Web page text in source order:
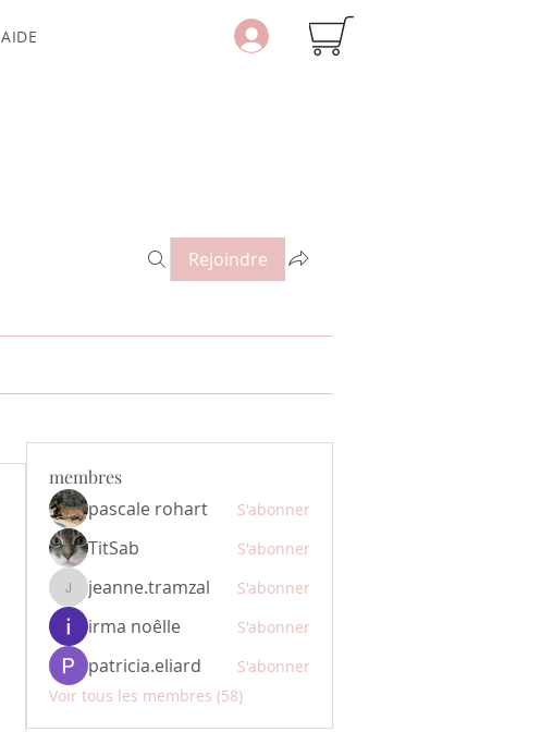
AIDE
Rejoindre
membres
pascale rohart S'abonner
TitSab S'abonner
jeanne.tramzal
jeanne.tramzal S'abonner
irma noêlle S'abonner
patricia.eliard
S'abonner
Voir tous les membres (58)